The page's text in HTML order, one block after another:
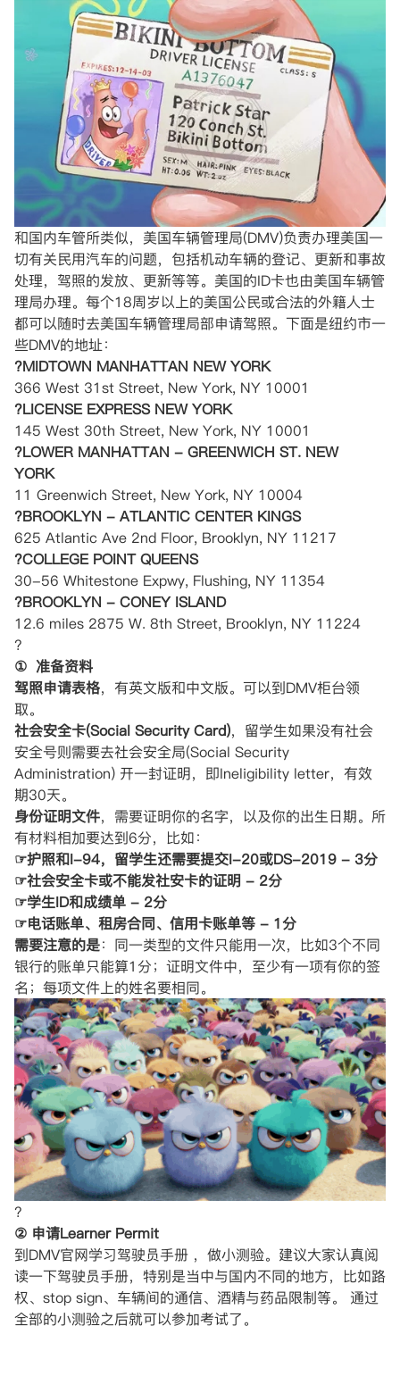
和国内车管所类似，美国车辆管理局(DMV)负责办理美国一
切有关民用汽车的问题，包括机动车辆的登记、更新和事故
处理，驾照的发放、更新等等。美国的ID卡也由美国车辆管
理局办理。每个18周岁以上的美国公民或合法的外籍人士
都可以随时去美国车辆管理局部申请驾照。下面是纽约市一
些DMV的地址：
?MIDTOWN MANHATTAN NEW YORK
366 West 31st Street, New York, NY 10001
?LICENSE EXPRESS NEW YORK
145 West 30th Street, New York, NY 10001
?LOWER MANHATTAN - GREENWICH ST. NEW
YORK
11 Greenwich Street, New York, NY 10004
?BROOKLYN - ATLANTIC CENTER KINGS
625 Atlantic Ave 2nd Floor, Brooklyn, NY 11217
?COLLEGE POINT QUEENS
30-56 Whitestone Expwy, Flushing, NY 11354
?BROOKLYN - CONEY ISLAND
12.6 miles 2875 W. 8th Street, Brooklyn, NY 11224
?
① 准备资料
驾照申请表格，有英文版和中文版。可以到DMV柜台领
取。
社会安全卡(Social Security Card)，留学生如果没有社会
安全号则需要去社会安全局(Social Security
Administration) 开一封证明，即Ineligibility letter，有效
期30天。
身份证明文件，需要证明你的名字，以及你的出生日期。所
有材料相加要达到6分，比如：
☞护照和I-94，留学生还需要提交I-20或DS-2019 - 3分
☞社会安全卡或不能发社安卡的证明 - 2分
☞学生ID和成绩单 - 2分
☞电话账单、租房合同、信用卡账单等 - 1分
需要注意的是：同一类型的文件只能用一次，比如3个不同
银行的账单只能算1分；证明文件中，至少有一项有你的签
名；每项文件上的姓名要相同。
?
② 申请Learner Permit
到DMV官网学习驾驶员手册 ，做小测验。建议大家认真阅
读一下驾驶员手册，特别是当中与国内不同的地方，比如路
权、stop sign、车辆间的通信、酒精与药品限制等。 通过
全部的小测验之后就可以参加考试了。